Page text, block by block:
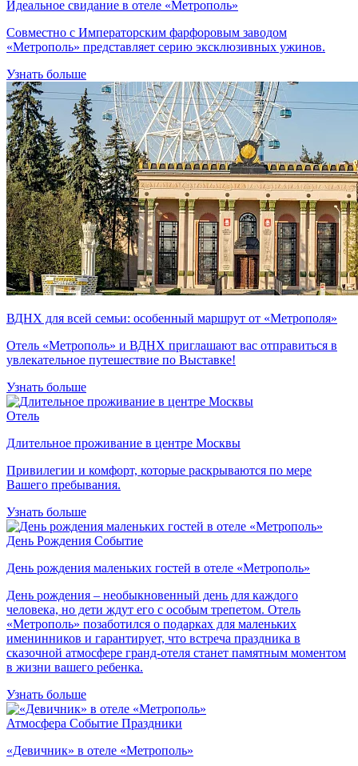
Идеальное свидание в отеле «Метрополь»
Совместно с Императорским фарфоровым заводом
«Метрополь» представляет серию эксклюзивных ужинов.
Узнать больше
ВДНХ для всей семьи: особенный маршрут от «Метрополя»
Отель «Метрополь» и ВДНХ приглашают вас отправиться в
увлекательное путешествие по Выставке!
Узнать больше
Отель
Длительное проживание в центре Москвы
Привилегии и комфорт, которые раскрываются по мере
Вашего пребывания.
Узнать больше
День Рождения Событие
День рождения маленьких гостей в отеле «Метрополь»
День рождения – необыкновенный день для каждого
человека, но дети ждут его с особым трепетом. Отель
«Метрополь» позаботился о подарках для маленьких
именинников и гарантирует, что встреча праздника в
сказочной атмосфере гранд-отеля станет памятным моментом
в жизни вашего ребенка.
Узнать больше
Атмосфера Событие Праздники
«Девичник» в отеле «Метрополь»